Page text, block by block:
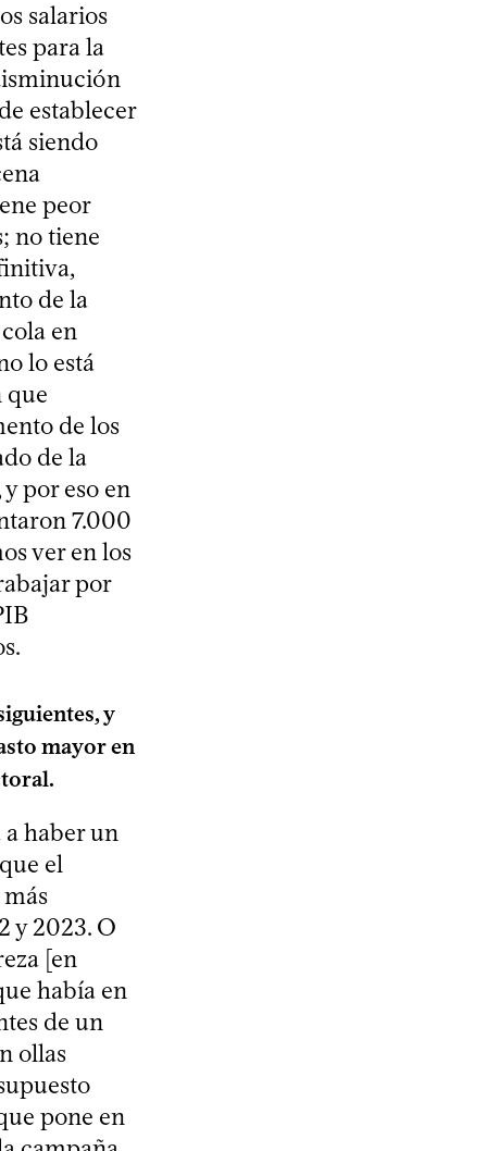
salarios
para la
establecer
siendo
peor
no tiene
de la
en
lo está
que
de los
de la
por eso en
7.000
ver en los
por
y
mayor en
haber un
el
y 2023. O
[en
había en
de un
ollas
pone en